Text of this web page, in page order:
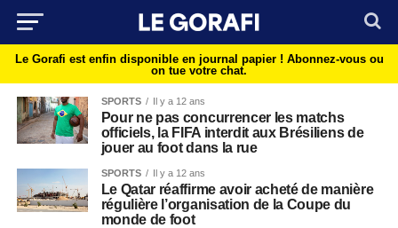
Le Gorafi est enfin disponible en journal papier ! Abonnez-vous ou
on tue votre chat.
SPORTS Il y a 12 ans
Pour ne pas concurrencer les matchs
officiels, la FIFA interdit aux Brésiliens de
jouer au foot dans la rue
SPORTS Il y a 12 ans
Le Qatar réaffirme avoir acheté de manière
régulière l’organisation de la Coupe du
monde de foot